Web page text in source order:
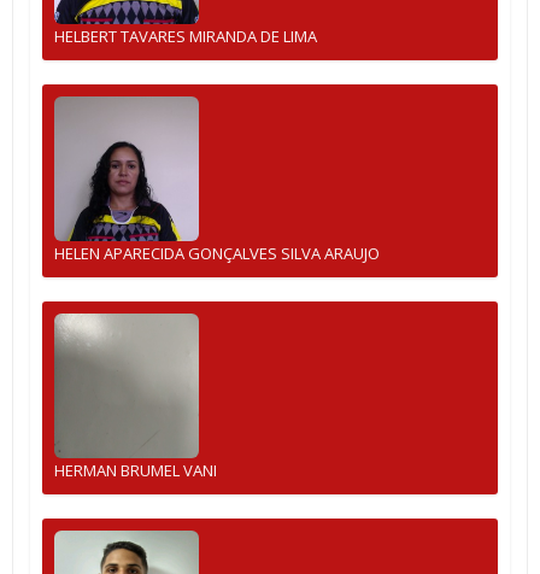
HELBERT TAVARES MIRANDA DE LIMA
HELEN APARECIDA GONÇALVES SILVA ARAUJO
HERMAN BRUMEL VANI